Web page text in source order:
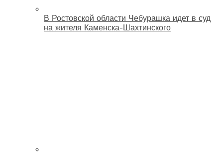
В Ростовской области Чебурашка идет в суд
на жителя Каменска-Шахтинского